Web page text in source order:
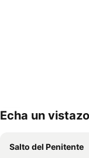
Echa un
Salto del Penitente